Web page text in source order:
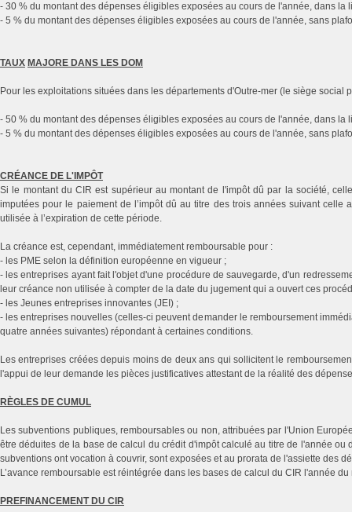
- 30 % du montant des dépenses éligibles exposées au cours de l'année, dans la
- 5 % du montant des dépenses éligibles exposées au cours de l'année, sans
TAUX MAJORE DANS LES DOM
Pour les exploitations situées dans les départements d'Outre-mer (le siège social
- 50 % du montant des dépenses éligibles exposées au cours de l'année, dans la
- 5 % du montant des dépenses éligibles exposées au cours de l'année, sans
CRÉANCE DE L'IMPÔT
Si le montant du CIR est supérieur au montant de l'impôt dû par la société,
imputées pour le paiement de l’impôt dû au titre des trois années suivant
utilisée à l’expiration de cette période.
La créance est, cependant, immédiatement remboursable pour :
- les PME selon la définition européenne en vigueur ;
- les entreprises ayant fait l'objet d'une procédure de sauvegarde, d'un
leur créance non utilisée à compter de la date du jugement qui a ouvert ces
- les Jeunes entreprises innovantes (JEI) ;
- les entreprises nouvelles (celles-ci peuvent demander le remboursement
quatre années suivantes) répondant à certaines conditions.
Les entreprises créées depuis moins de deux ans qui sollicitent le
l'appui de leur demande les pièces justificatives attestant de la réalité des
RÈGLES DE CUMUL
Les subventions publiques, remboursables ou non, attribuées par l'Union
être déduites de la base de calcul du crédit d'impôt calculé au titre de l'année
subventions ont vocation à couvrir, sont exposées et au prorata de l'assiette des
L’avance remboursable est réintégrée dans les bases de calcul du CIR l'année
PREFINANCEMENT DU CIR